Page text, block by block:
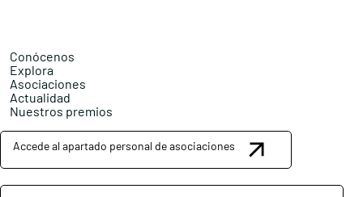
Conócenos
Explora
Asociaciones
Actualidad
Nuestros premios
Accede al apartado personal de asociaciones